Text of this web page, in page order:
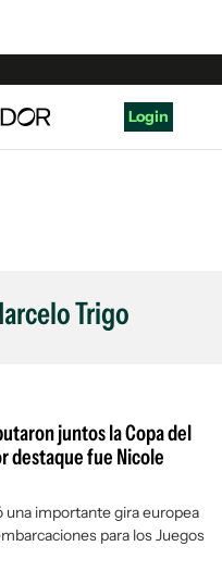
Login
Trigo
juntos la Copa del
destaque fue Nicole
una importante gira europea
para los Juegos